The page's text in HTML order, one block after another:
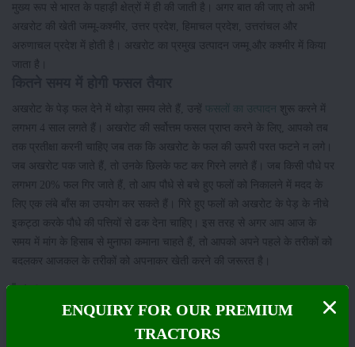
मुख्य रूप से भारत के पहाड़ी क्षेत्रों में ही की जाती है। अगर बात की जाए तो अभी
अखरोट की खेती जम्मू-कश्मीर, उत्तर प्रदेश, हिमाचल प्रदेश, उत्तरांचल और
अरुणाचल प्रदेश में होती है। अखरोट का प्रमुख उत्पादन जम्मू और कश्मीर में किया
जाता है।
अखरोट के पेड़ फल देने में थोड़ा समय लेते हैं, उन्हें फसलों का उत्पादन शुरू करने में
लगभग 4 साल लगते हैं। अखरोट की सर्वोत्तम फसल प्राप्त करने के लिए, आपको तब
तक प्रतीक्षा करनी चाहिए जब तक कि अखरोट के फल की ऊपरी परत फटने न लगे।
जब अखरोट पक जाते हैं, तो उनके छिलके फट कर गिरने लगते हैं। जब किसी पौधे पर
लगभग 20% फल गिर जाते हैं, तो आप पौधे से बचे हुए फलों को निकालने में मदद के
लिए एक लंबे बाँस का उपयोग कर सकते हैं। गिरे हुए फलों को अखरोट के पेड़ के नीचे
इकट्ठा करके पौधे की पत्तियों से ढक देना चाहिए। इस तरह से अगर आप आज के
समय में मांग के हिसाब से मुनाफा कमाना चाहते हैं, तो आपको अपने पहले के तरीकों को
बदलकर आजकल के तरीकों को अपनाकर खेती करने की जरूरत है।
ENQUIRY FOR OUR PREMIUM
TRACTORS